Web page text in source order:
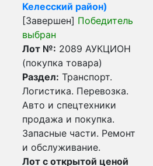
Келесский район)
[Завершен] Победитель
выбран
Лот №: 2089 АУКЦИОН
(покупка товара)
Раздел: Транспорт.
Логистика. Перевозка.
Авто и спецтехники
продажа и покупка.
Запасные части. Ремонт
и обслуживание.
Лот с открытой ценой